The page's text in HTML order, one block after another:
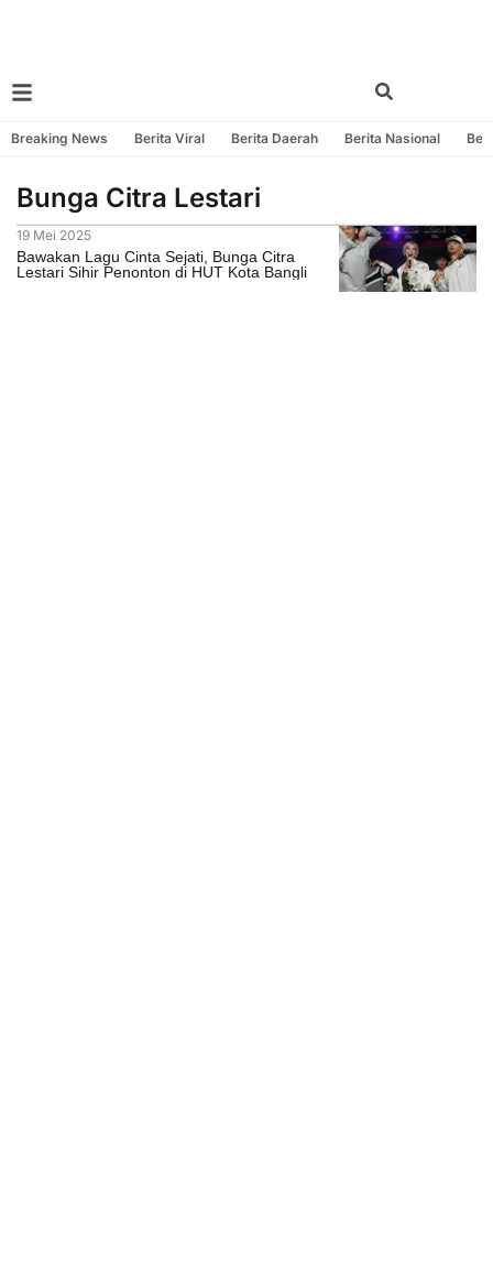
Breaking News Berita Viral Berita Daerah Berita Nasional
Bunga Citra Lestari
19 Mei 2025
Bawakan Lagu Cinta Sejati, Bunga Citra
Lestari Sihir Penonton di HUT Kota Bangli